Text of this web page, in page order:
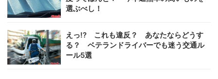
選ぶべし！
えっ!? これも違反？ あなたならどうす
る？ ベテランドライバーでも迷う交通ル
ール5選